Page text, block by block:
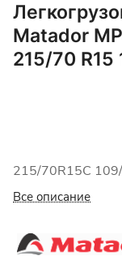
Matador
215/70 R15
215/70R15C
Все описание